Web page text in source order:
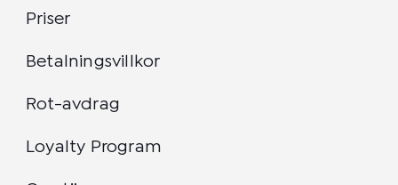
Priser
Betalningsvillkor
Rot-avdrag
Loyalty Program